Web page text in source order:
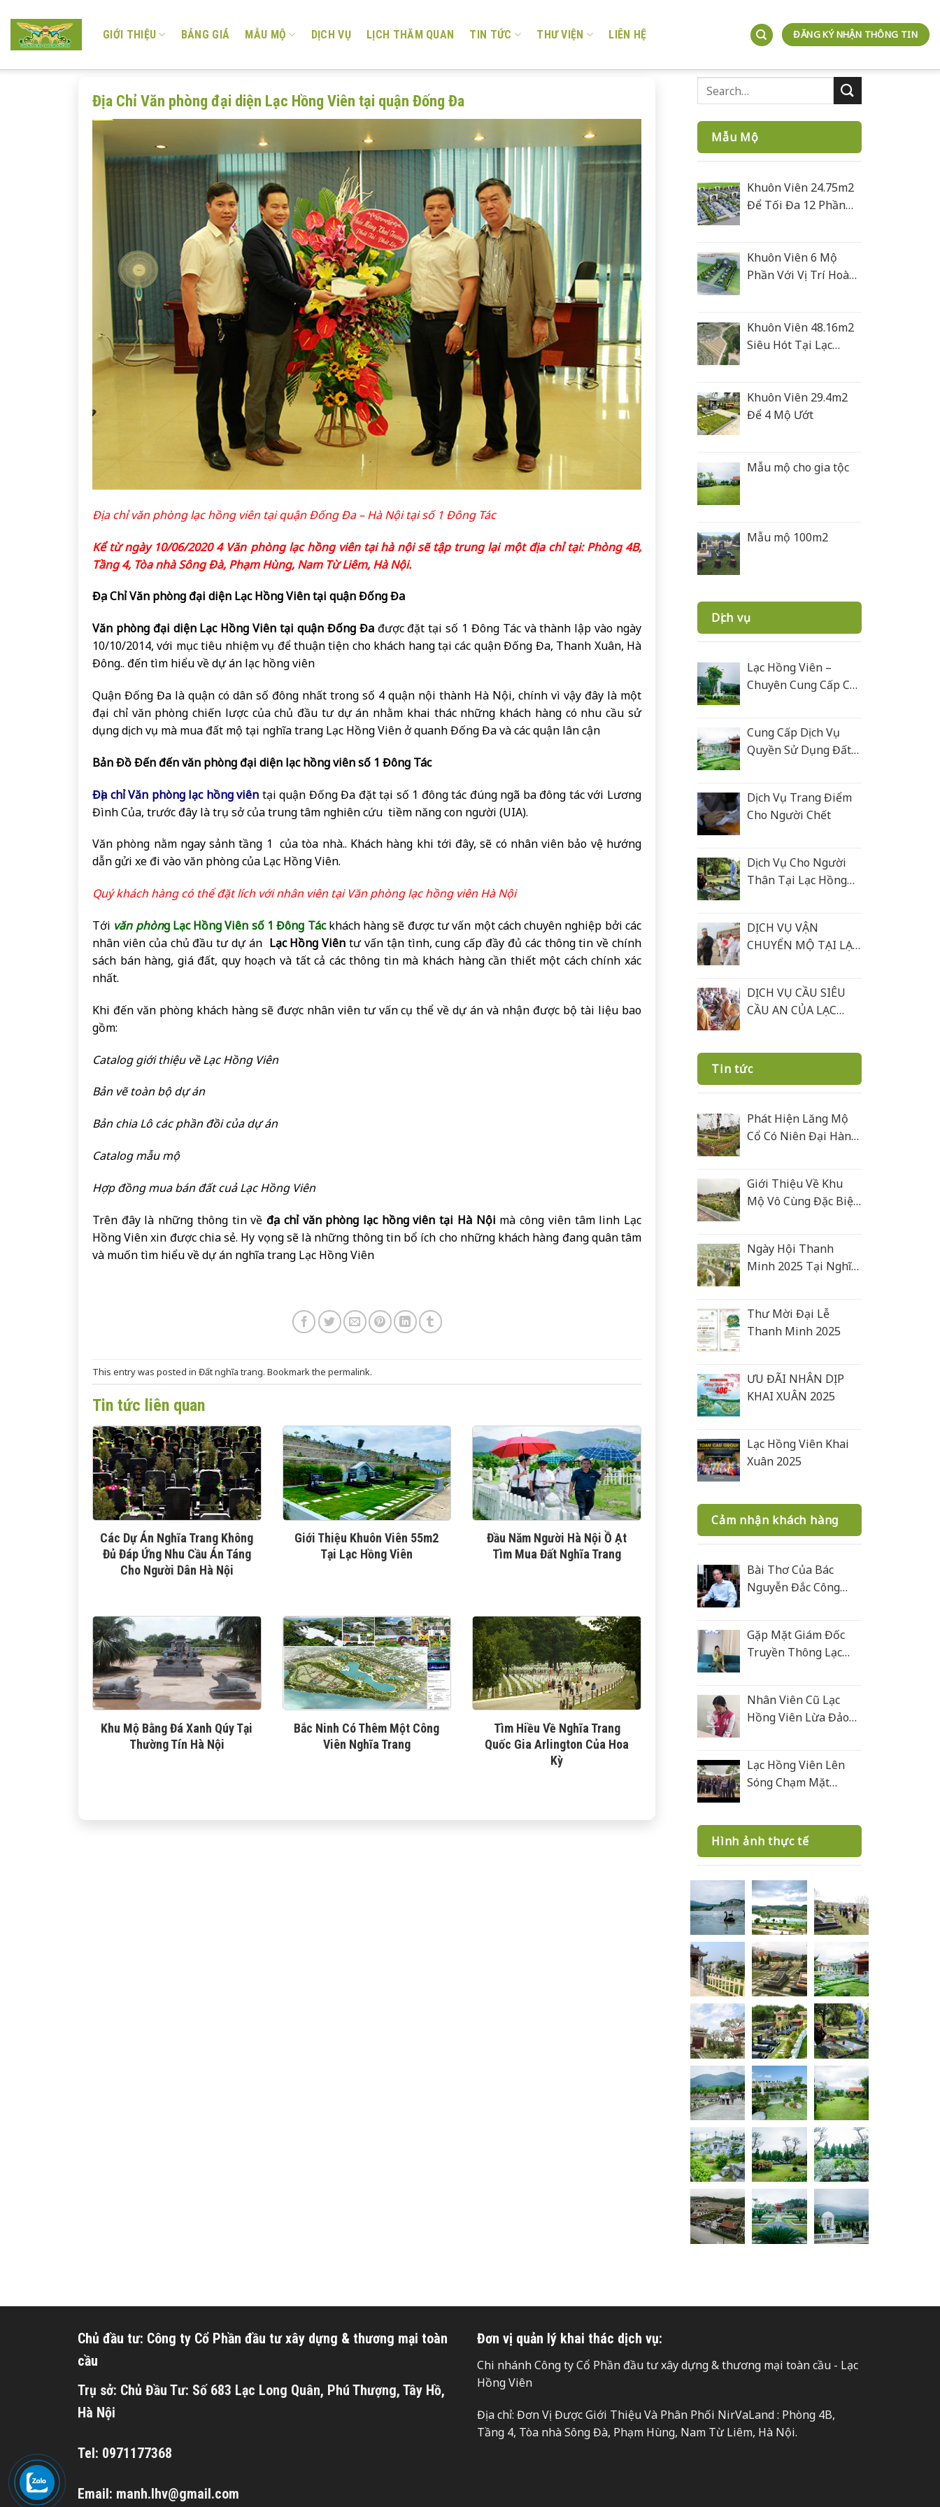
content
GIỚI THIỆU BẢNG GIÁ MẪU MỘ DỊCH VỤ LỊCH THĂM QUAN TIN TỨC THƯ VIỆN LIÊN HỆ ĐĂNG KÝ NHẬN THÔNG TIN
Địa Chỉ Văn phòng đại diện Lạc Hồng Viên tại quận Đống Đa
Địa chỉ văn phòng lạc hồng viên tại quận Đống Đa – Hà Nội tại số 1 Đông Tác
Kể từ ngày 10/06/2020 4 Văn phòng lạc hồng viên tại hà nội sẽ tập trung lại một địa chỉ tại:Phòng 4B,
Tầng 4, Tòa nhà Sông Đà, Phạm Hùng, Nam Từ Liêm, Hà Nội.
Địa Chỉ Văn phòng đại diện Lạc Hồng Viên tại quận Đống Đa
Văn phòng đại diện Lạc Hồng Viên tại quận Đống Đađược đặt tại số 1 Đông Tác và thành lập vào ngày
10/10/2014, với mục tiêu nhiệm vụ để thuận tiện cho khách hang tại các quận Đống Đa, Thanh Xuân, Hà
Đông.. đến tìm hiểu về dự án lạc hồng viên
Quận Đống Đa là quận có dân số đông nhất trong số 4 quận nội thành Hà Nội, chính vì vậy đây là một
đại chỉ văn phòng chiến lược của chủ đầu tư dự án nhằm khai thác những khách hàng có nhu cầu sử
dụng dịch vụ mà mua đất mộ tại nghĩa trang Lạc Hồng Viên ở quanh Đống Đa và các quận lân cận
Bản Đồ Đến đến văn phòng đại diện lạc hồng viên số 1 Đông Tác
Địa chỉ Văn phòng lạc hồng viên tại quận Đống Đa đặt tại số 1 đông tác đúng ngã ba đông tác với Lương
Đình Của, trước đây là trụ sở của trung tâm nghiên cứu tiềm năng con người (UIA).
Văn phòng nằm ngay sảnh tầng 1 của tòa nhà.. Khách hàng khi tới đây, sẽ có nhân viên bảo vệ hướng
dẫn gửi xe đi vào văn phòng của Lạc Hồng Viên.
Quý khách hàng có thể đặt lích với nhân viên tại Văn phòng lạc hồng viên Hà Nội
Tới văn phòng Lạc Hồng Viên số 1 Đông Táckhách hàng sẽ được tư vấn một cách chuyên nghiệp bởi các
nhân viên của chủ đầu tư dự án Lạc Hồng Viên tư vấn tận tình, cung cấp đầy đủ các thông tin về chính
sách bán hàng, giá đất, quy hoạch và tất cả các thông tin mà khách hàng cần thiết một cách chính xác
nhất.
Khi đến văn phòng khách hàng sẽ được nhân viên tư vấn cụ thể về dự án và nhận được bộ tài liệu bao
gồm:
Catalog giới thiệu về Lạc Hồng Viên
Bản vẽ toàn bộ dự án
Bản chia Lô các phần đồi của dự án
Catalog mẫu mộ
Hợp đồng mua bán đất cuả Lạc Hồng Viên
Trên đây là những thông tinvềđịa chỉ văn phòng lạc hồng viên tại Hà Nội mà công viên tâm linh Lạc
Hồng Viên xin được chia sẻ. Hy vọng sẽ là những thông tin bổ ích cho những khách hàng đang quân tâm
và muốn tìm hiểu về dự án nghĩa trang Lạc Hồng Viên
This entry was posted in Đất nghĩa trang. Bookmark the permalink.
Tin tức liên quan
Các Dự Án Nghĩa Trang Không
Đủ Đáp Ứng Nhu Cầu Án Táng
Cho Người Dân Hà Nội
Giới Thiệu Khuôn Viên 55m2
Tại Lạc Hồng Viên
Đầu Năm Người Hà Nội Ồ Ạt
Tìm Mua Đất Nghĩa Trang
Khu Mộ Bằng Đá Xanh Qúy Tại
Thường Tín Hà Nội
Bắc Ninh Có Thêm Một Công
Viên Nghĩa Trang
Tìm Hiều Về Nghĩa Trang
Quốc Gia Arlington Của Hoa
Kỳ
Mẫu Mộ
Khuôn Viên 24.75m2
Để Tối Đa 12 Phần
Khuôn Viên 6 Mộ
Phần Với Vị Trí Hoàn
Khuôn Viên 48.16m2
Siêu Hót Tại Lạc
Khuôn Viên 29.4m2
Để 4 Mộ Ướt
Mẫu mộ cho gia tộc
Mẫu mộ 100m2
Dịch vụ
Lạc Hồng Viên –
Chuyên Cung Cấp Các
Cung Cấp Dịch Vụ
Quyền Sử Dụng Đất
Dịch Vụ Trang Điểm
Cho Người Chết
Dịch Vụ Cho Người
Thân Tại Lạc Hồng
DỊCH VỤ VẬN
CHUYỂN MỘ TẠI LẠC
DỊCH VỤ CẦU SIÊU
CẦU AN CỦA LẠC
Tin tức
Phát Hiện Lăng Mộ
Cổ Có Niên Đại Hàng
Giới Thiệu Về Khu
Mộ Vô Cùng Đặc Biệt
Xanh Rêu Thanh Hoá
Ngày Hội Thanh
Minh 2025 Tại Nghĩa
Thư Mời Đại Lễ
Thanh Minh 2025
ƯU ĐÃI NHÂN DỊP
KHAI XUÂN 2025
Lạc Hồng Viên Khai
Xuân 2025
Cảm nhận khách hàng
Bài Thơ Của Bác
Nguyễn Đắc Công
Gặp Mặt Giám Đốc
Truyền Thông Lạc
Nhân Viên Cũ Lạc
Hồng Viên Lừa Đảo
Lạc Hồng Viên Lên
Sóng Chạm Mặt
Hình ảnh thực tế
Chủ đầu tư: Công ty Cổ Phần đầu tư xây dựng & thương mại toàn
cầu
Trụ sở: Chủ Đầu Tư: Số 683 Lạc Long Quân, Phú Thượng, Tây Hồ,
Hà Nội
Tel: 0971177368
Email: manh.lhv@gmail.com
Đơn vị quản lý khai thác dịch vụ:
Chi nhánh Công ty Cổ Phần đầu tư xây dựng & thương mại toàn cầu - Lạc
Hồng Viên
Địa chỉ: Đơn Vị Được Giới Thiệu Và Phân Phối NirVaLand : Phòng 4B,
Tầng 4, Tòa nhà Sông Đà, Phạm Hùng, Nam Từ Liêm, Hà Nội.